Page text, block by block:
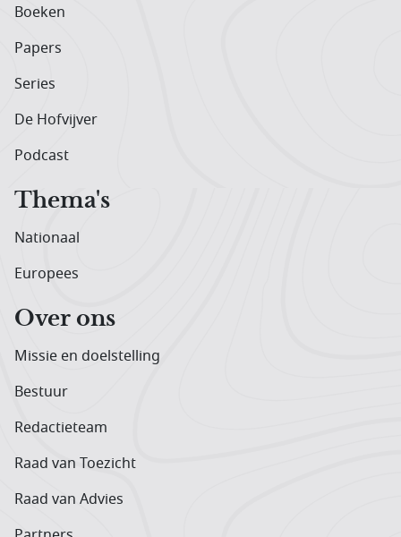
Boeken
Papers
Series
De Hofvijver
Podcast
Thema's
Nationaal
Europees
Over ons
Missie en doelstelling
Bestuur
Redactieteam
Raad van Toezicht
Raad van Advies